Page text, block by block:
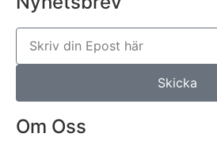
Skicka
Om Oss